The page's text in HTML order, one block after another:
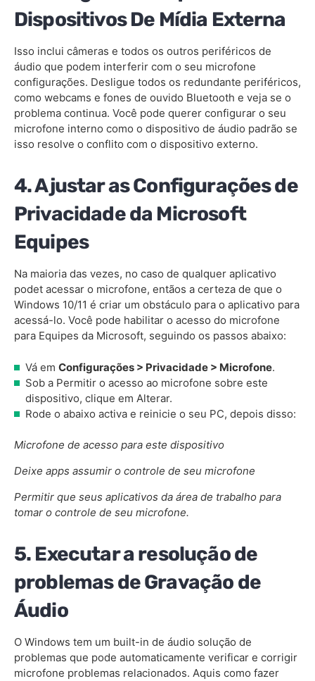
Dispositivos De Mídia Externa
Isso inclui câmeras e todos os outros periféricos de
áudio que podem interferir com o seu microfone
configurações. Desligue todos os redundante periféricos,
como webcams e fones de ouvido Bluetooth e veja se o
problema continua. Você pode querer configurar o seu
microfone interno como o dispositivo de áudio padrão se
isso resolve o conflito com o dispositivo externo.
4. Ajustar as Configurações de
Privacidade da Microsoft
Equipes
Na maioria das vezes, no caso de qualquer aplicativo
podet acessar o microfone, entãos a certeza de que o
Windows 10/11 é criar um obstáculo para o aplicativo para
acessá-lo. Você pode habilitar o acesso do microfone
para Equipes da Microsoft, seguindo os passos abaixo:
Vá em Configurações > Privacidade > Microfone.
Sob a Permitir o acesso ao microfone sobre este
dispositivo, clique em Alterar.
Rode o abaixo activa e reinicie o seu PC, depois disso:
Microfone de acesso para este dispositivo
Deixe apps assumir o controle de seu microfone
Permitir que seus aplicativos da área de trabalho para
tomar o controle de seu microfone.
5. Executar a resolução de
problemas de Gravação de
Áudio
O Windows tem um built-in de áudio solução de
problemas que pode automaticamente verificar e corrigir
microfone problemas relacionados. Aquis como fazer